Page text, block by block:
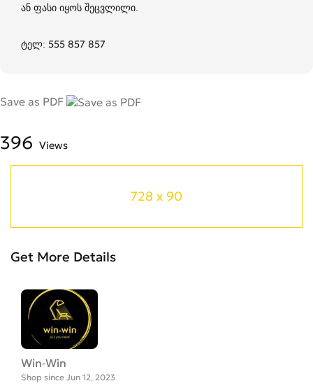
ან ფასი იყოს შეცვლილი.
ტელ: 555 857 857
Save as PDF
396 Views
728 x 90
Get More Details
Win-Win
Shop since Jun 12, 2023